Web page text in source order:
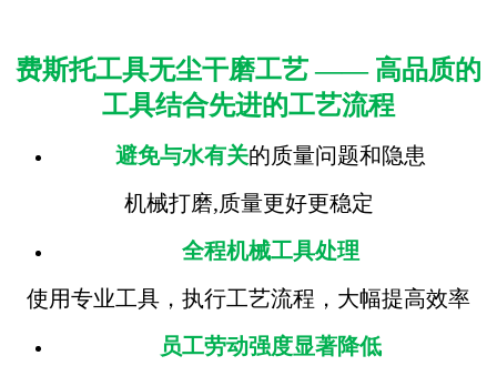
费斯托工具无尘干磨工艺 —— 高品质的
工具结合先进的工艺流程
避免与水有关的质量问题和隐患
机械打磨,质量更好更稳定
全程机械工具处理
使用专业工具，执行工艺流程，大幅提高效率
员工劳动强度显著降低